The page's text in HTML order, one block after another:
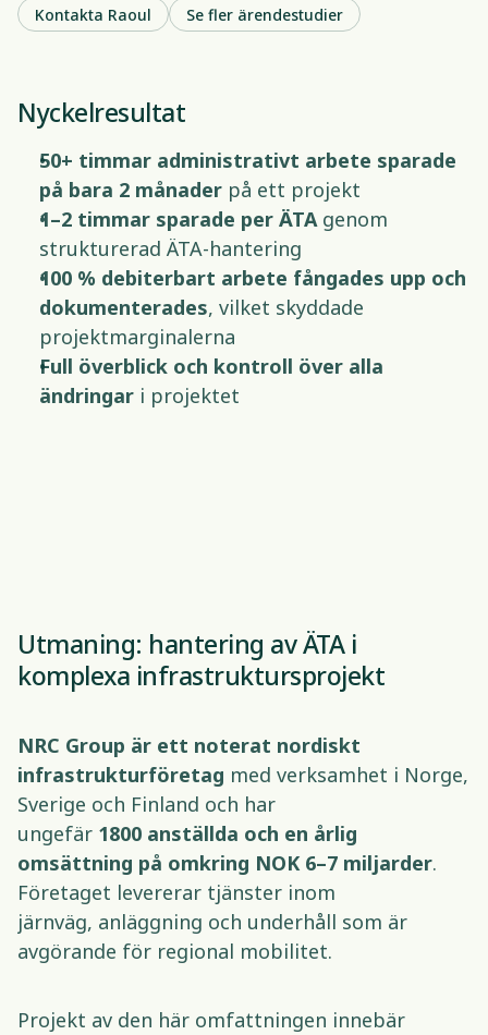
Kontakta Raoul
Se fler ärendestudier
Nyckelresultat
50+ timmar administrativt arbete sparade
på bara 2 månader på ett projekt
1–2 timmar sparade per ÄTA genom
strukturerad ÄTA-hantering
100 % debiterbart arbete fångades upp och
dokumenterades, vilket skyddade
projektmarginalerna
Full överblick och kontroll över alla
ändringar i projektet
Utmaning: hantering av ÄTA i
komplexa infrastruktursprojekt
NRC Group är ett noterat nordiskt
infrastrukturföretag med verksamhet i Norge,
Sverige och Finland och har
ungefär 1800 anställda och en årlig
omsättning på omkring NOK 6–7 miljarder.
Företaget levererar tjänster inom
järnväg, anläggning och underhåll som är
avgörande för regional mobilitet.
Projekt av den här omfattningen innebär